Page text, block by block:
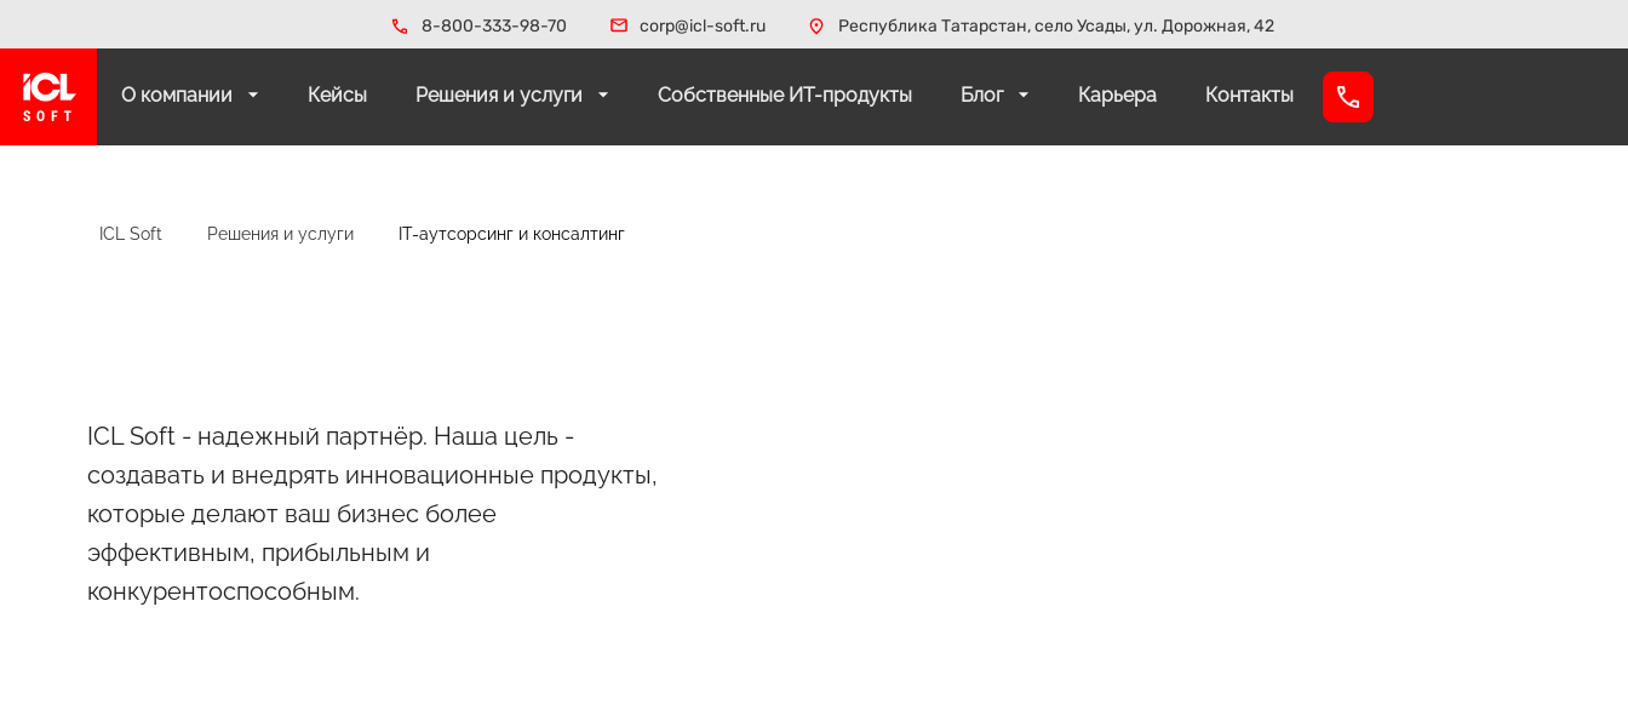
8-800-333-98-70 corp@icl-soft.ru Республика Татарстан, село Усады, ул. Дорожная, 42
О компании Кейсы Решения и услуги Собственные ИТ-продукты Блог Карьера Контакты
ICL Soft Решения и услуги IT-аутсорсинг и консалтинг
ICL Soft - надежный партнёр. Наша цель -
создавать и внедрять инновационные продукты,
которые делают ваш бизнес более
эффективным, прибыльным и
конкурентоспособным.